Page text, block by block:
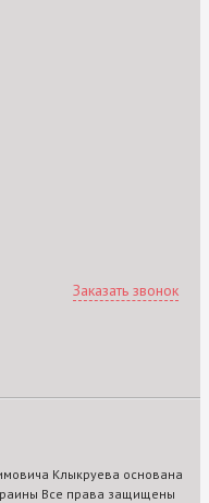
Заказать звонок
Клыкруева основана
Все права защищены